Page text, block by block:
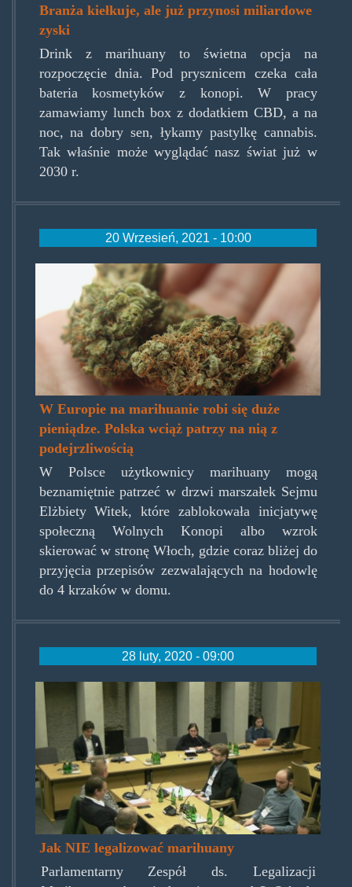
Branża kiełkuje, ale już przynosi miliardowe
zyski
Drink z marihuany to świetna opcja na
rozpoczęcie dnia. Pod prysznicem czeka cała
bateria kosmetyków z konopi. W pracy
zamawiamy lunch box z dodatkiem CBD, a na
noc, na dobry sen, łykamy pastylkę cannabis.
Tak właśnie może wyglądać nasz świat już w
2030 r.
20 Wrzesień, 2021 - 10:00
marihuana-
1-
featured.jpg
W Europie na marihuanie robi się duże
pieniądze. Polska wciąż patrzy na nią z
podejrzliwością
W Polsce użytkownicy marihuany mogą
beznamiętnie patrzeć w drzwi marszałek Sejmu
Elżbiety Witek, które zablokowała inicjatywę
społeczną Wolnych Konopi albo wzrok
skierować w stronę Włoch, gdzie coraz bliżej do
przyjęcia przepisów zezwalających na hodowlę
do 4 krzaków w domu.
28 luty, 2020 - 09:00
jaknielegalizowac.jpg
Jak NIE legalizować marihuany
Parlamentarny Zespół ds. Legalizacji